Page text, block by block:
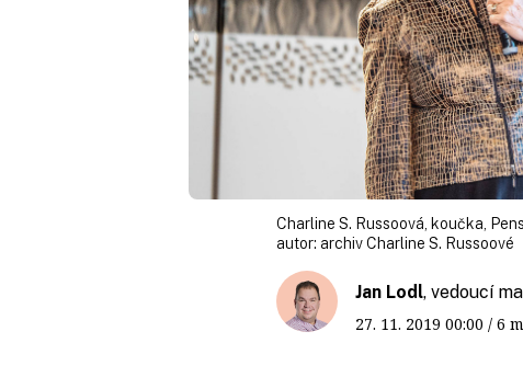
Charline S. Russoová, koučka,
autor: archiv Charline S. Russoové
Jan Lodl, vedoucí
27. 11. 2019 00:00 / 6